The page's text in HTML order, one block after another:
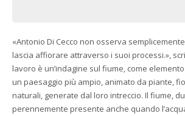
«Antonio Di Cecco non osserva
lascia affiorare attraverso i suoi processi.»,
lavoro è un’indagine sul fiume, come
un paesaggio più ampio, animato da piante,
naturali, generate dal loro intreccio. Il fiume,
perennemente presente anche quando